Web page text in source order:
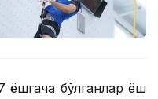
ёшгача бўлганлар ёш